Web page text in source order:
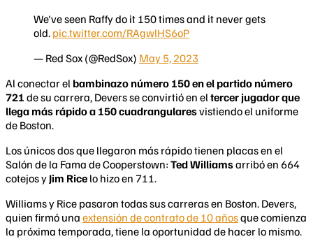
We've seen Raffy do it 150 times and it never gets
old. pic.twitter.com/RAgwlHS6oP
— Red Sox (@RedSox) May 5, 2023
Al conectar el bambinazo número 150 en el partido número
721 de su carrera, Devers se convirtió en el tercer jugador que
llega más rápido a 150 cuadrangularesvistiendo el uniforme
de Boston.
Los únicos dos que llegaron más rápido tienen placas en el
Salón de la Fama de Cooperstown: Ted Williamsarribó en 664
cotejos y Jim Rice lo hizo en 711.
Williams y Rice pasaron todas sus carreras en Boston. Devers,
quien firmó una extensión de contrato de 10 añosque comienza
la próxima temporada, tiene la oportunidad de hacer lo mismo.